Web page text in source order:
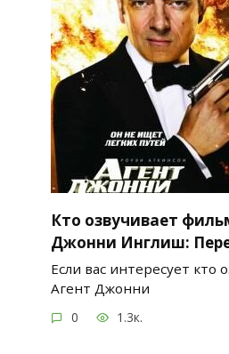
Кто озвучивает
Джонни Инглиш:
Если вас интересует кто
Агент Джонни
0 1.3к.